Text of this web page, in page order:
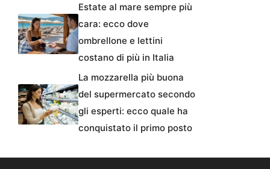
Estate al mare sempre più
cara: ecco dove
ombrellone e lettini
costano di più in Italia
La mozzarella più buona
del supermercato secondo
gli esperti: ecco quale ha
conquistato il primo posto